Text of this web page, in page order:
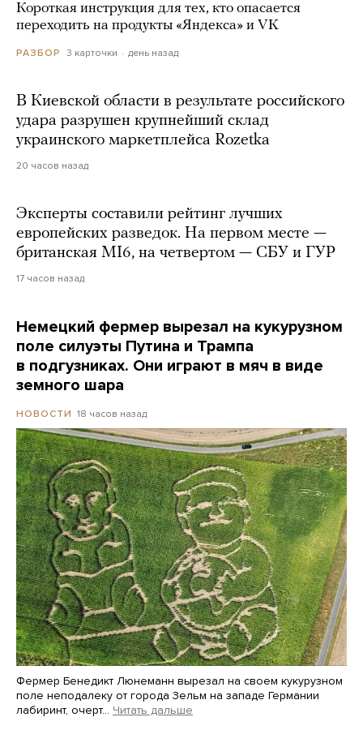
Короткая инструкция для тех, кто опасается
переходить на продукты «Яндекса» и VK
РАЗБОР 3 карточки день назад
В Киевской области в результате российского
удара разрушен крупнейший склад
украинского маркетплейса Rozetka
20 часов назад
Эксперты составили рейтинг лучших
европейских разведок. На первом месте —
британская MI6, на четвертом — СБУ и ГУР
17 часов назад
Немецкий фермер вырезал на кукурузном
поле силуэты Путина и Трампа
в подгузниках. Они играют в мяч в виде
земного шара
НОВОСТИ 18 часов назад
Фермер Бенедикт Люнеманн вырезал на своем кукурузном
поле неподалеку от города Зельм на западе Германии
лабиринт, очерт… Читать дальше